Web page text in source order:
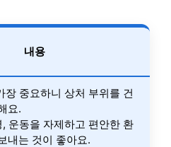
내용
장 중요하니 상처 부위를 건
요.
운동을 자제하고 편안한 환
내는 것이 좋아요.